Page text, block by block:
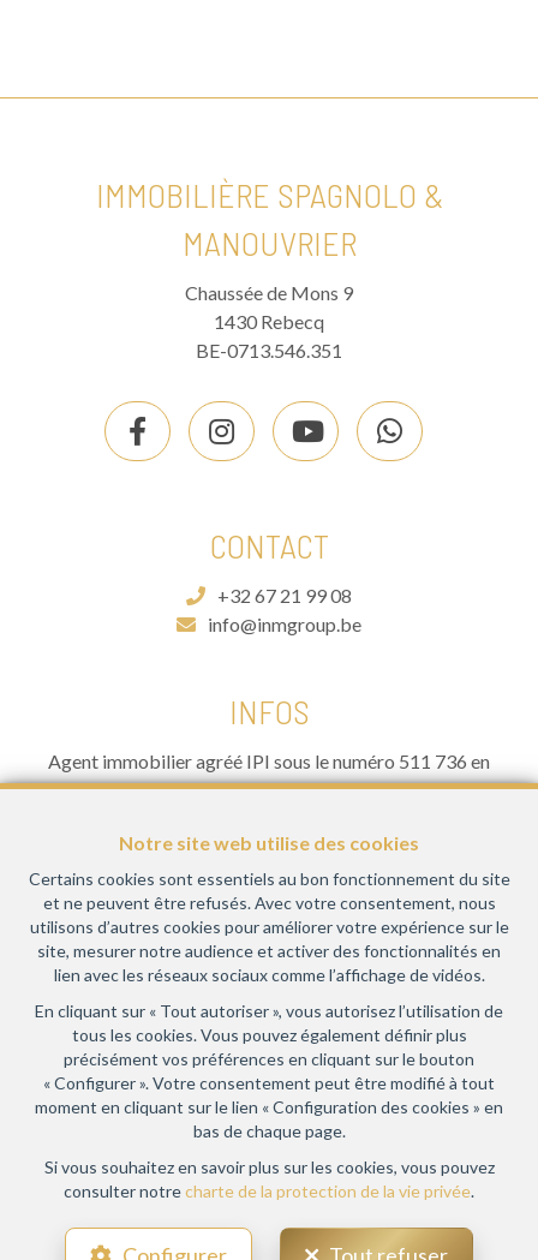
Notre site web utilise des cookies
Certains cookies sont essentiels au bon fonctionnement du site
et ne peuvent être refusés. Avec votre consentement, nous
utilisons d’autres cookies pour améliorer votre expérience sur le
site, mesurer notre audience et activer des fonctionnalités en
lien avec les réseaux sociaux comme l’affichage de vidéos.
En cliquant sur « Tout autoriser », vous autorisez l’utilisation de
tous les cookies. Vous pouvez également définir plus
précisément vos préférences en cliquant sur le bouton
« Configurer ». Votre consentement peut être modifié à tout
moment en cliquant sur le lien « Configuration des cookies » en
bas de chaque page.
Si vous souhaitez en savoir plus sur les cookies, vous pouvez
consulter notrecharte de la protection de la vie privée.
IMMOBILIÈRE SPAGNOLO &
MANOUVRIER
Chaussée de Mons 9
1430 Rebecq
BE-0713.546.351
CONTACT
+32 67 21 99 08
info@inmgroup.be
INFOS
Agent immobilier agréé IPI sous le numéro 511 736 en
Belgique- Instance de contrôle: Institut professionnel des
(+32 2 505 38 50 - info@ipi.be) - Soumis au
déontologique de l’ IPI
RC professionnelle et cautionnement via AXA Belgium SA,
Place du Trône 1, 1000 Bruxelles – police n° 730.390.160.
Couverture valable pour les activités réalisées en Belgique
Conditions générales d'utilisation du site
Charte de la protection de la vie privée
Configuration des cookies
POWERED BY
DESIGNED AND DEVELOPED BY